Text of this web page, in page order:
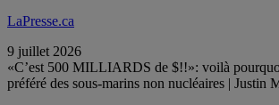
LaPresse.ca
9 juillet 2026
«C’est 500 MILLIARDS de $!!»: voilà
préféré des sous-marins non nucléaires | Justin